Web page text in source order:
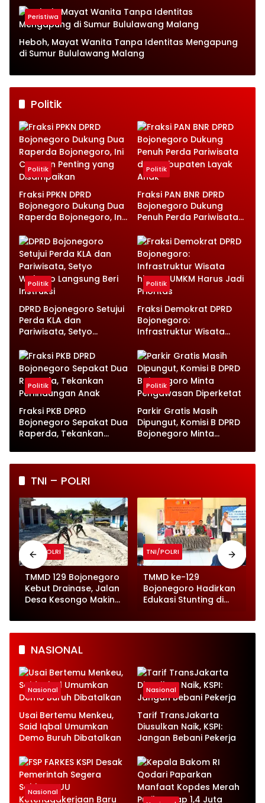
Peristiwa
Heboh, Mayat Wanita Tanpa Identitas Mengapung
di Sumur Bululawang Malang
Politik
Politik
Fraksi PPKN DPRD
Bojonegoro Dukung Dua
Raperda Bojonegoro, Ini
Disampaikan
Politik
Fraksi PAN BNR DPRD
Bojonegoro Dukung
Penuh Perda Pariwisata
Anak
Politik
DPRD Bojonegoro Setujui
Perda KLA dan
Pariwisata, Setyo
Instruksi
Politik
Fraksi Demokrat DPRD
Bojonegoro:
Infrastruktur Wisata
Prioritas
Politik
Fraksi PKB DPRD
Bojonegoro Sepakat Dua
Raperda, Tekankan
Politik
Parkir Gratis Masih
Dipungut, Komisi B DPRD
Bojonegoro Minta
TNI – POLRI
TNI/POLRI
TMMD 129 Bojonegoro
Kebut Drainase, Jalan
Desa Kesongo Makin
TNI/POLRI
TMMD ke-129
Bojonegoro Hadirkan
Edukasi Stunting di
Kesongo Antusias
Belajar
NASIONAL
Nasional
Usai Bertemu Menkeu,
Said Iqbal Umumkan
Demo Buruh Dibatalkan
Nasional
Tarif TransJakarta
Diusulkan Naik, KSPI:
Jangan Bebani Pekerja
Nasional